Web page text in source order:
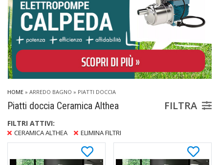
HOME » ARREDO BAGNO » PIATTI DOCCIA
Piatti doccia Ceramica Althea FILTRA
FILTRI ATTIVI:
CERAMICA ALTHEA ELIMINA FILTRI